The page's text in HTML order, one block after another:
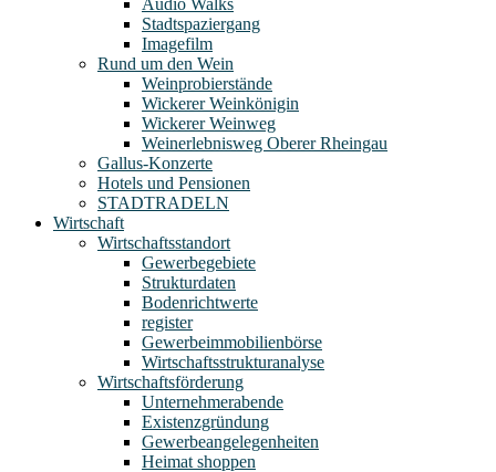
Stadtspaziergang
Imagefilm
Rund um den Wein
Weinprobierstände
Wickerer Weinkönigin
Wickerer Weinweg
Weinerlebnisweg Oberer Rheingau
Gallus-Konzerte
Hotels und Pensionen
STADTRADELN
Wirtschaft
Wirtschaftsstandort
Gewerbegebiete
Strukturdaten
Bodenrichtwerte
register
Gewerbeimmobilienbörse
Wirtschaftsstrukturanalyse
Wirtschaftsförderung
Unternehmerabende
Existenzgründung
Gewerbeangelegenheiten
Heimat shoppen